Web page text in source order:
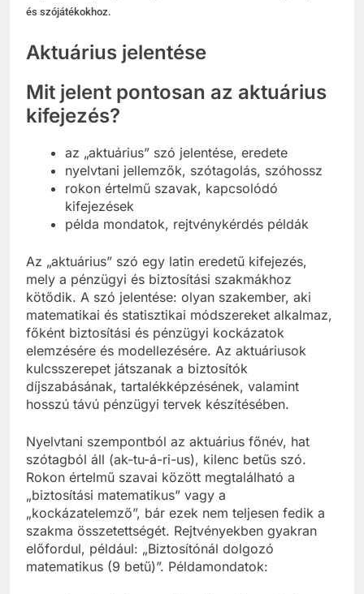
és szójátékokhoz.
Aktuárius jelentése
Mit jelent pontosan az aktuárius
kifejezés?
az „aktuárius” szó jelentése, eredete
nyelvtani jellemzők, szótagolás, szóhossz
rokon értelmű szavak, kapcsolódó
kifejezések
példa mondatok, rejtvénykérdés példák
Az „aktuárius” szó egy latin eredetű kifejezés,
mely a pénzügyi és biztosítási szakmákhoz
kötődik. A szó jelentése: olyan szakember, aki
matematikai és statisztikai módszereket alkalmaz,
főként biztosítási és pénzügyi kockázatok
elemzésére és modellezésére. Az aktuáriusok
kulcsszerepet játszanak a biztosítók
díjszabásának, tartalékképzésének, valamint
hosszú távú pénzügyi tervek készítésében.
Nyelvtani szempontból az aktuárius főnév, hat
szótagból áll (ak-tu-á-ri-us), kilenc betűs szó.
Rokon értelmű szavai között megtalálható a
„biztosítási matematikus” vagy a
„kockázatelemző”, bár ezek nem teljesen fedik a
szakma összetettségét. Rejtvényekben gyakran
előfordul, például: „Biztosítónál dolgozó
matematikus (9 betű)”. Példamondatok: